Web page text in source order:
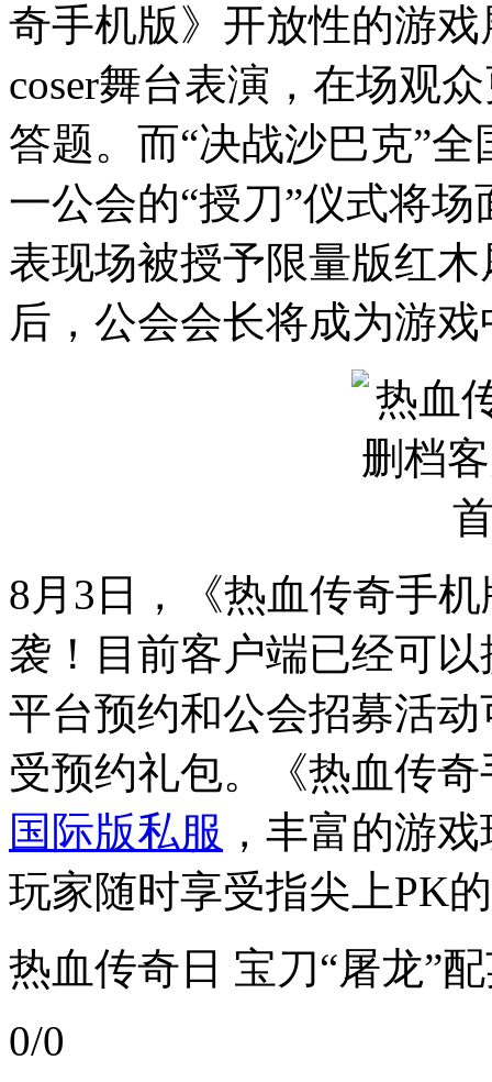
奇手机版》开放性的游
coser舞台表演，在场观
答题。而“决战沙巴克”
一公会的“授刀”仪式将
表现场被授予限量版红
后，公会会长将成为游
8月3日，《热血传奇手
袭！目前客户端已经可
平台预约和公会招募活
受预约礼包。《热血传
国际版私服 ，丰富的游
玩家随时享受指尖上PK
热血传奇 日 宝刀“屠龙”
0/0